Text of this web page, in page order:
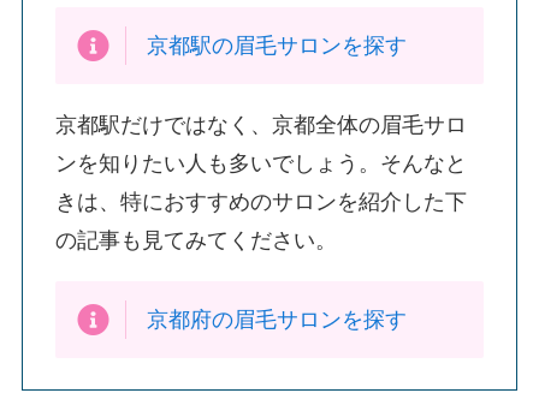
京都駅の眉毛サロンを探す
京都駅だけではなく、京都全体の眉毛サロ
ンを知りたい人も多いでしょう。そんなと
きは、特におすすめのサロンを紹介した下
の記事も見てみてください。
京都府の眉毛サロンを探す